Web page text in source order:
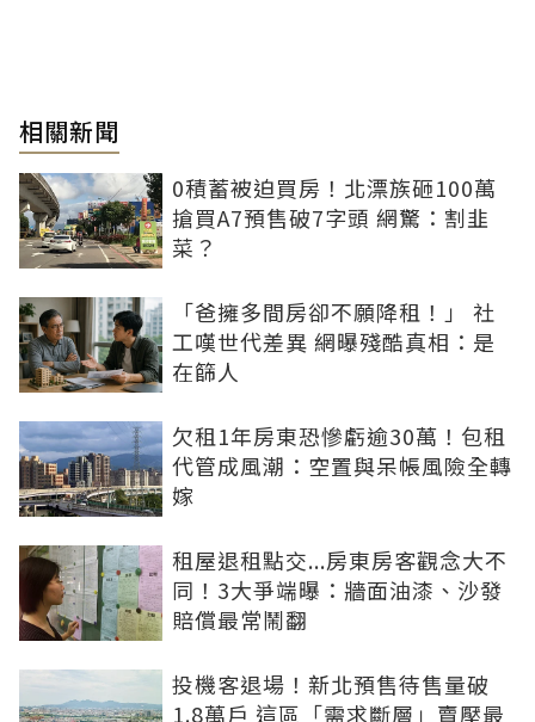
相關新聞
0積蓄被迫買房！北漂族砸100萬
搶買A7預售破7字頭 網驚：割韭
菜？
「爸擁多間房卻不願降租！」 社
工嘆世代差異 網曝殘酷真相：是
在篩人
欠租1年房東恐慘虧逾30萬！包租
代管成風潮：空置與呆帳風險全轉
嫁
租屋退租點交...房東房客觀念大不
同！3大爭端曝：牆面油漆、沙發
賠償最常鬧翻
投機客退場！新北預售待售量破
1.8萬戶 這區「需求斷層」賣壓最